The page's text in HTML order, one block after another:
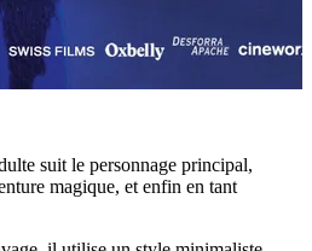
suit le personnage principal,
magique, et enfin en tant